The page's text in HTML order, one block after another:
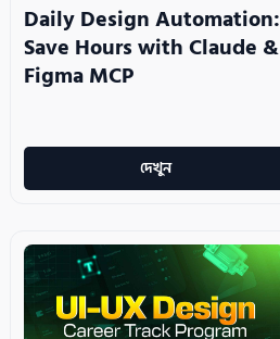
Daily Design Automation:
Save Hours with Claude &
Figma MCP
দেখুন